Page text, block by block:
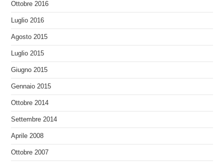
Ottobre 2016
Luglio 2016
Agosto 2015
Luglio 2015
Giugno 2015
Gennaio 2015
Ottobre 2014
Settembre 2014
Aprile 2008
Ottobre 2007